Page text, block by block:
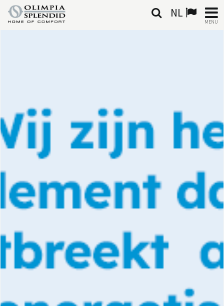
NL
MENU
VERWARMING
LUCHTBEHANDELING
CONTACTEN
DOCUMENTATIE PRODUCTEN